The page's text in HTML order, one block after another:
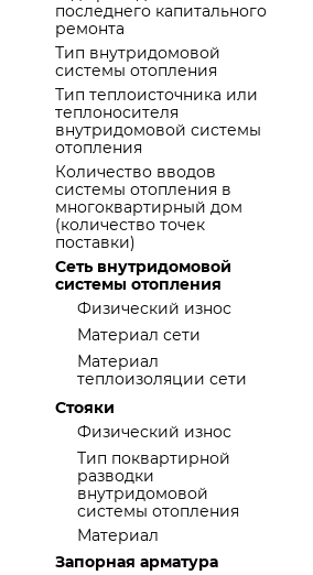
последнего капитального
ремонта
Тип внутридомовой
системы отопления
Тип теплоисточника или
теплоносителя
внутридомовой системы
отопления
Количество вводов
системы отопления в
многоквартирный дом
(количество точек
поставки)
Сеть внутридомовой
системы отопления
Физический износ
Материал сети
Материал
теплоизоляции сети
Стояки
Физический износ
Тип поквартирной
разводки
внутридомовой
системы отопления
Материал
Запорная арматура